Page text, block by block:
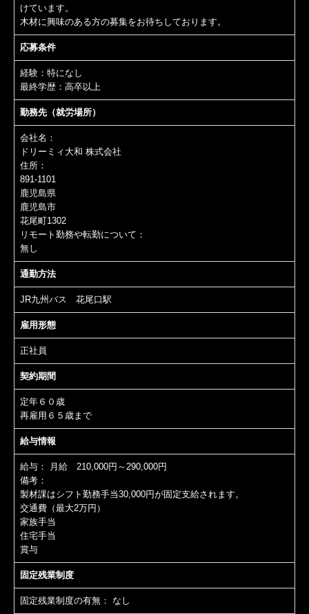
ショッピング
けています。
木材に興味のある方の募集をお待ちしております。
応募条件
経験：特になし
最終学歴：高卒以上
勤務先（就労場所）
会社名：
ドリーミィ大和 株式会社
住所：
891-1101
鹿児島県
鹿児島市
花尾町1302
リモート勤務や転勤について：
無し
通勤方法
JR九州バス 花尾口駅
雇用形態
正社員
契約期間
定年６０歳
再雇用６５歳まで
給与情報
給与：
月給 210,000円～290,000円
備考：
製材課はシフト勤務手当30,000円が固定支給されます。
交通費（最大2万円）
家族手当
住宅手当
賞与
固定残業制度
固定残業制度の有無： なし